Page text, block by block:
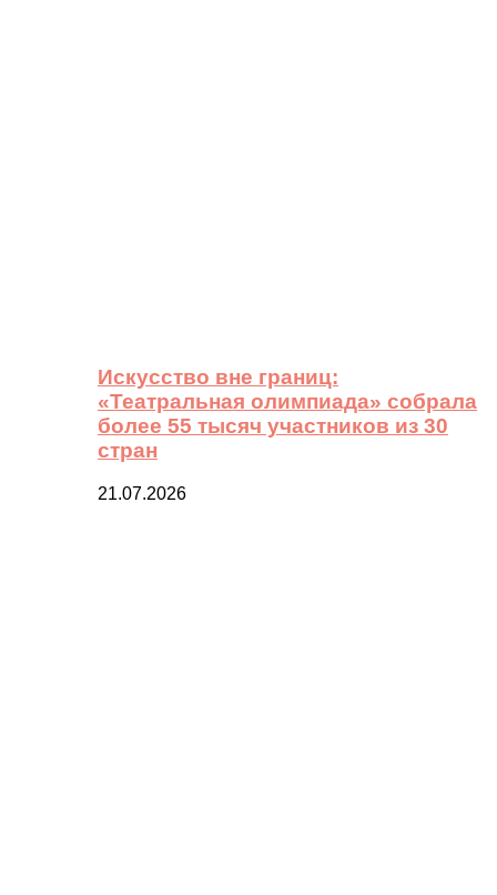
Искусство вне границ:
«Театральная олимпиада» собрала
более 55 тысяч участников из 30
стран
21.07.2026